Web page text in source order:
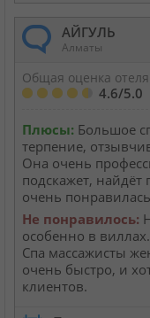
АЙГУЛЬ
Алматы
Общая оценка отеля:
4.6/5.0
Плюсы: Большое
терпение,
Она очень
подскажет,
очень
Не понравилось:
особенно в виллах.
Спа массажисты
очень быстро, и
клиентов.